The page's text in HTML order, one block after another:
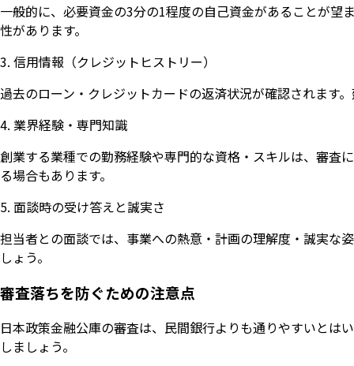
一般的に、必要資金の3分の1程度の自己資金があることが
性があります。
3. 信用情報（クレジットヒストリー）
過去のローン・クレジットカードの返済状況が確認されます
4. 業界経験・専門知識
創業する業種での勤務経験や専門的な資格・スキルは、審査
る場合もあります。
5. 面談時の受け答えと誠実さ
担当者との面談では、事業への熱意・計画の理解度・誠実な
しょう。
審査落ちを防ぐための注意点
日本政策金融公庫の審査は、民間銀行よりも通りやすいとは
しましょう。